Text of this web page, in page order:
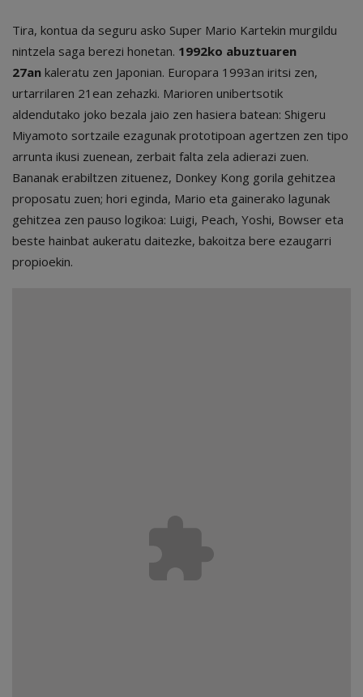
Tira, kontua da seguru asko Super Mario Kartekin murgildu
nintzela saga berezi honetan. 1992ko abuztuaren
27an kaleratu zen Japonian. Europara 1993an iritsi zen,
urtarrilaren 21ean zehazki. Marioren unibertsotik
aldendutako joko bezala jaio zen hasiera batean: Shigeru
Miyamoto sortzaile ezagunak prototipoan agertzen zen tipo
arrunta ikusi zuenean, zerbait falta zela adierazi zuen.
Bananak erabiltzen zituenez, Donkey Kong gorila gehitzea
proposatu zuen; hori eginda, Mario eta gainerako lagunak
gehitzea zen pauso logikoa: Luigi, Peach, Yoshi, Bowser eta
beste hainbat aukeratu daitezke, bakoitza bere ezaugarri
propioekin.